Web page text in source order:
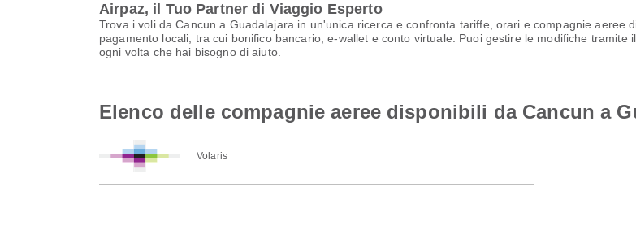
Airpaz, il Tuo Partner di Viaggio Esperto
Trova i voli da Cancun a Guadalajara in un'unica ricerca e confronta tariffe, orari e compagnie aeree
pagamento locali, tra cui bonifico bancario, e-wallet e conto virtuale. Puoi gestire le modifiche tramite
ogni volta che hai bisogno di aiuto.
Elenco delle compagnie aeree disponibili da Cancun a
Volaris